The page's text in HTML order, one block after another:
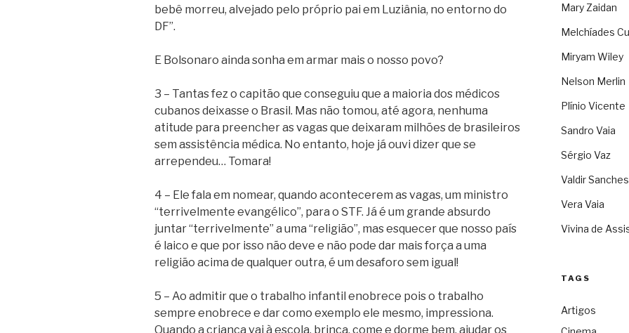
bebê morreu, alvejado pelo próprio pai em Luziânia, no entorno do
DF”.
E Bolsonaro ainda sonha em armar mais o nosso povo?
3 – Tantas fez o capitão que conseguiu que a maioria dos médicos
cubanos deixasse o Brasil. Mas não tomou, até agora, nenhuma
atitude para preencher as vagas que deixaram milhões de brasileiros
sem assistência médica. No entanto, hoje já ouvi dizer que se
arrependeu… Tomara!
4 – Ele fala em nomear, quando acontecerem as vagas, um ministro
“terrivelmente evangélico”, para o STF. Já é um grande absurdo
juntar “terrivelmente” a uma “religião”, mas esquecer que nosso país
é laico e que por isso não deve e não pode dar mais força a uma
religião acima de qualquer outra, é um desaforo sem igual!
5 – Ao admitir que o trabalho infantil enobrece pois o trabalho
sempre enobrece e dar como exemplo ele mesmo, impressiona.
Quando a criança vai à escola, brinca, come e dorme bem, ajudar os
Mary Zaidan
Melchíades
Miryam Wiley
Nelson Merlin
Plínio Vicente
Sandro Vaia
Sérgio Vaz
Valdir Sanches
Vera Vaia
Vivina de
TAGS
Artigos